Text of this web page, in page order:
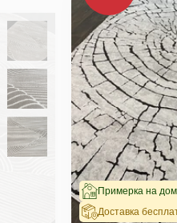
Примерка на
Доставка